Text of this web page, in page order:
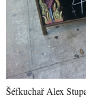
Šéfkuchař Alex